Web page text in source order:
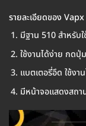
รายละเอียดของ
มีฐาน 510 สำหรับ
ใช้งานได้ง่าย กดปุ่
แบตเตอรี่อึด ใช้ง
มีหน้าจอแสดงสถา